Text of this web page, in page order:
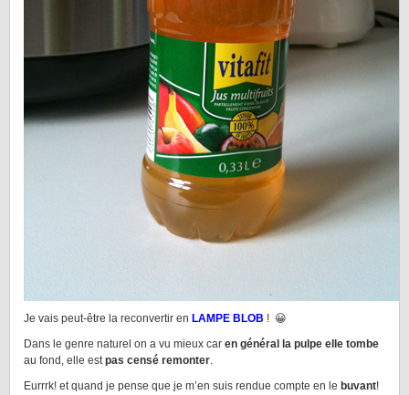
Je vais peut-être la reconvertir en LAMPE BLOB ! 😀
Dans le genre naturel on a vu mieux car en général la pulpe elle tombe
au fond, elle estpas censé remonter.
Eurrrk! et quand je pense que je m’en suis rendue compte en le buvant!